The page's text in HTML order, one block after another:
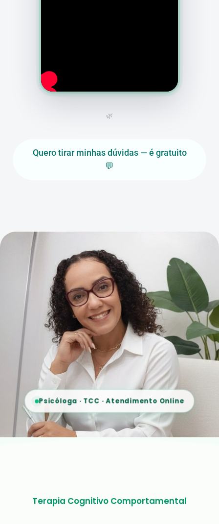
🌿
Quero tirar minhas dúvidas — é gratuito
💬
Psicóloga · TCC · Atendimento Online
Terapia Cognitivo Comportamental